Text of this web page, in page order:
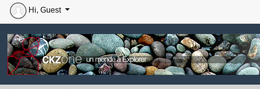
Hi, Guest